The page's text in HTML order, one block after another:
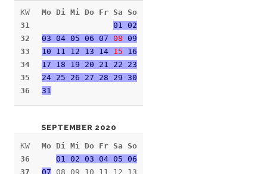
KW
31
32
33
34
35
36
Mo Di Mi Do Fr Sa So
01 02
03 04 05 06 07 08 09
10 11 12 13 14 15 16
17 18 19 20 21 22 23
24 25 26 27 28 29 30
31
SEPTEMBER 2020
KW
36
37
Mo Di Mi Do Fr Sa So
01 02 03 04 05 06
07 08 09 10 11 12 13